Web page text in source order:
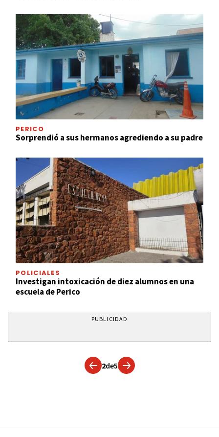
PERICO
Sorprendió a sus hermanos agrediendo a su padre
POLICIALES
Investigan intoxicación de diez alumnos en una
escuela de Perico
PUBLICIDAD
2de5